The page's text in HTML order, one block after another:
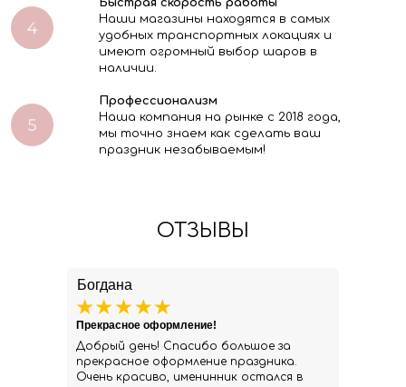
Быстрая скорость работы
Наши магазины находятся в самых
удобных транспортных локациях и
имеют огромный выбор шаров в
наличии.
Профессионализм
Наша компания на рынке с 2018 года,
мы точно знаем как сделать ваш
праздник незабываемым!
ОТЗЫВЫ
Богдана
Добрый день! Спасибо большое за
прекрасное оформление праздника.
Очень красиво, именинник остался в
Прекрасное оформление!